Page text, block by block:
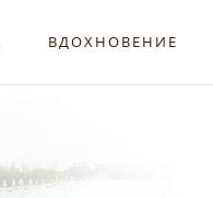
ВДОХНОВЕНИЕ